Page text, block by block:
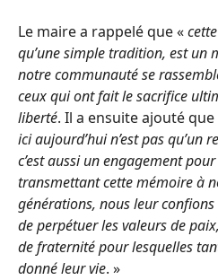
Le maire a rappelé que «
qu’une simple tradition, est un
notre communauté se
ceux qui ont fait le sacrifice
liberté. Il a ensuite ajouté que
ici aujourd’hui n’est pas qu’un
c’est aussi un engagement pour
transmettant cette mémoire à
générations, nous leur
de perpétuer les valeurs de
de fraternité pour lesquelles
donné leur vie. »